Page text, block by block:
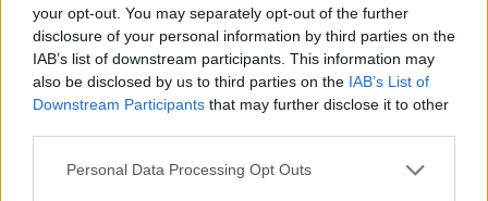
your opt-out. You may separately opt-out of the further
disclosure of your personal information by third parties on the
IAB’s list of downstream participants. This information may
also be disclosed by us to third parties on the IAB’s List of
Downstream Participants that may further disclose it to other
Personal Data Processing Opt Outs
09:01
Elkezdődött a matekérettségi
69 047-en vizsgáznak középszinten, 6616-an pedig emelt szinten
matematikából. Hamarosan megtudjuk, milyen feladatokat kaptak a